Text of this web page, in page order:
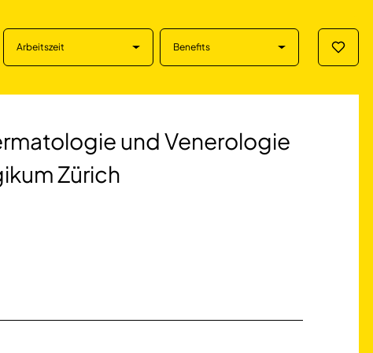
Arbeitszeit Benefits
und
und Venerologie
Zürich